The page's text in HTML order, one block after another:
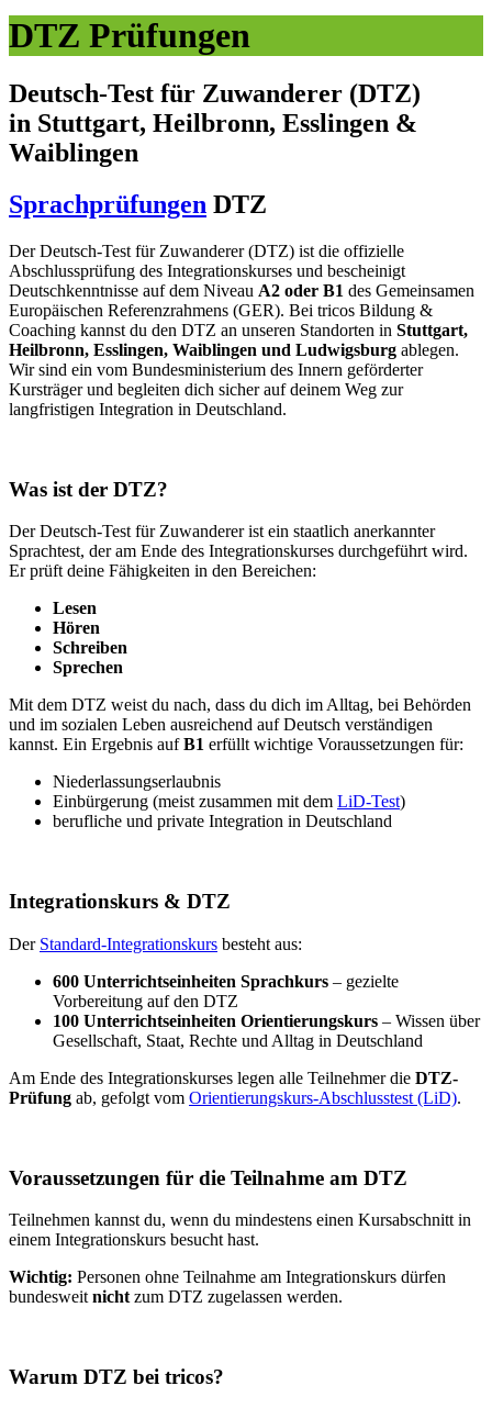
DTZ Prüfungen
Deutsch-Test für Zuwanderer (DTZ)
in Stuttgart, Heilbronn, Esslingen &
Waiblingen
Sprachprüfungen DTZ
Der Deutsch-Test für Zuwanderer (DTZ) ist die offizielle
Abschlussprüfung des Integrationskurses und bescheinigt
Deutschkenntnisse auf dem Niveau A2 oder B1 des Gemeinsamen
Europäischen Referenzrahmens (GER). Bei tricos Bildung &
Coaching kannst du den DTZ an unseren Standorten in Stuttgart,
Heilbronn, Esslingen, Waiblingen und Ludwigsburg ablegen.
Wir sind ein vom Bundesministerium des Innern geförderter
Kursträger und begleiten dich sicher auf deinem Weg zur
langfristigen Integration in Deutschland.
Was ist der DTZ?
Der Deutsch-Test für Zuwanderer ist ein staatlich anerkannter
Sprachtest, der am Ende des Integrationskurses durchgeführt wird.
Er prüft deine Fähigkeiten in den Bereichen:
Lesen
Hören
Schreiben
Sprechen
Mit dem DTZ weist du nach, dass du dich im Alltag, bei Behörden
und im sozialen Leben ausreichend auf Deutsch verständigen
kannst. Ein Ergebnis aufB1 erfüllt wichtige Voraussetzungen für:
Niederlassungserlaubnis
Einbürgerung (meist zusammen mit dem LiD-Test)
berufliche und private Integration in Deutschland
Integrationskurs & DTZ
Der Standard-Integrationskurs besteht aus:
600 Unterrichtseinheiten Sprachkurs – gezielte
Vorbereitung auf den DTZ
100 Unterrichtseinheiten Orientierungskurs – Wissen über
Gesellschaft, Staat, Rechte und Alltag in Deutschland
Am Ende des Integrationskurses legen alle Teilnehmer die DTZ-
Prüfung ab, gefolgt vom Orientierungskurs-Abschlusstest (LiD).
Voraussetzungen für die Teilnahme am DTZ
Teilnehmen kannst du, wenn du mindestens einen Kursabschnitt in
einem Integrationskurs besucht hast.
Wichtig: Personen ohne Teilnahme am Integrationskurs dürfen
bundesweit nicht zum DTZ zugelassen werden.
Warum DTZ bei tricos?